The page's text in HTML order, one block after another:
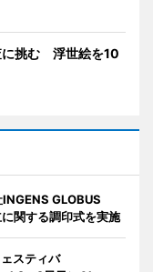
に挑む 浮世絵を10
GLOBUS
関する調印式を実施
スティバ